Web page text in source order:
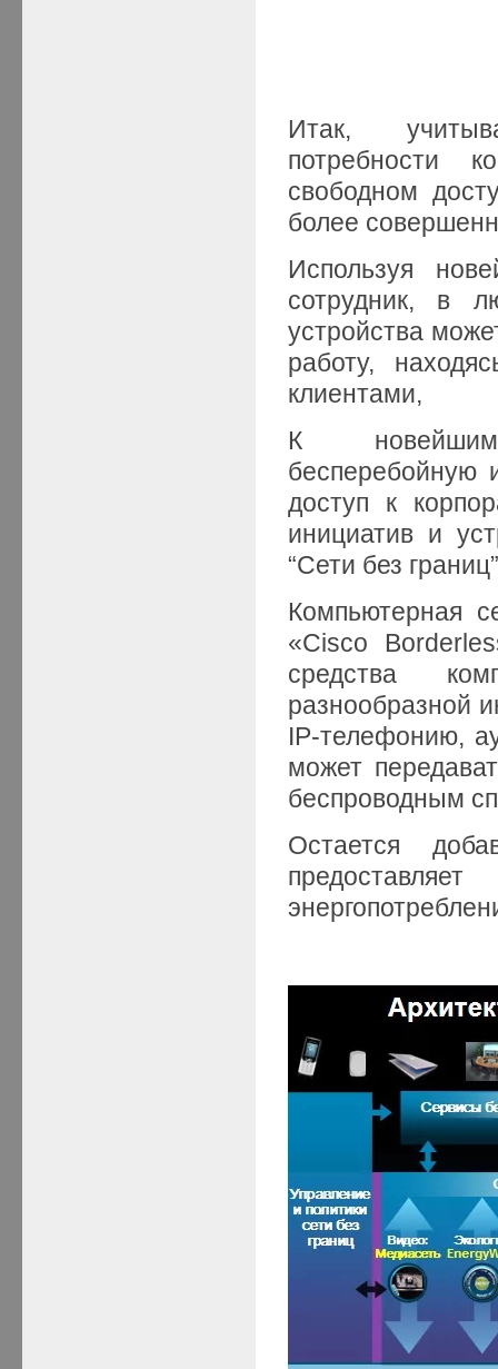
Итак,
потребности
свободном
более
Используя
сотрудник, в
устройства
работу,
клиентами,
К новейшим
бесперебойную
доступ к
инициатив и
“Сети без
Компьютерная
«Cisco
средства
разнообразной
IP-телефонию,
может
беспроводным
Остается